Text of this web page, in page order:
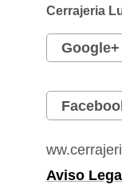
Cerrajeria
Google+
Aviso Legal